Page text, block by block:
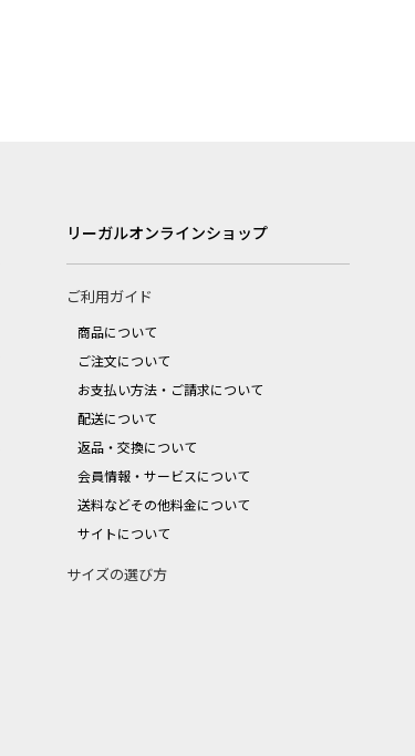
リーガルオンラインショップ
ご利用ガイド
商品について
ご注文について
お支払い方法・ご請求について
配送について
返品・交換について
会員情報・サービスについて
送料などその他料金について
サイトについて
サイズの選び方